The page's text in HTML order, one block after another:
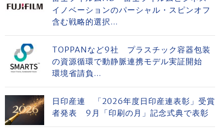
イノベーションのパーシャル・スピンオフ
含む戦略的選択...
TOPPANなど9社 プラスチック容器包装
の資源循環で動静脈連携モデル実証開始
環境省請負...
日印産連 「2026年度日印産連表彰」受賞
者発表 9月「印刷の月」記念式典で表彰